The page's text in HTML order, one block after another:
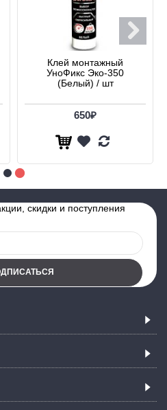
Клей монтажный
УноФикс Эко-350
(Белый) / шт
650₽
скидки и поступления